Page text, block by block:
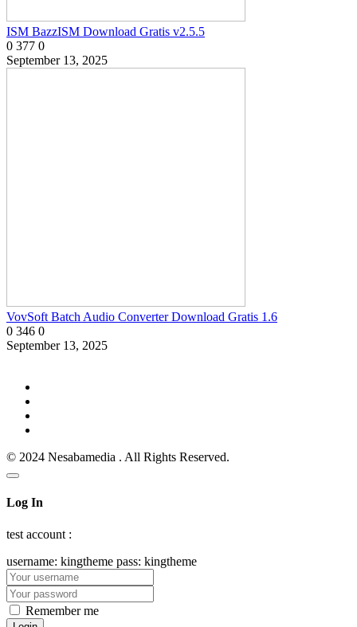
ISM BazzISM Download Gratis v2.5.5
0 377 0
September 13, 2025
VovSoft Batch Audio Converter Download Gratis 1.6
0 346 0
September 13, 2025
© 2024 Nesabamedia . All Rights Reserved.
Log In
test account :
username: kingtheme pass: kingtheme
Remember me